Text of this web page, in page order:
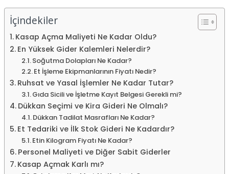
İçindekiler
Kasap Açma Maliyeti Ne Kadar Oldu?
En Yüksek Gider Kalemleri Nelerdir?
Soğutma Dolapları Ne Kadar?
Et İşleme Ekipmanlarının Fiyatı Nedir?
Ruhsat ve Yasal İşlemler Ne Kadar Tutar?
Gıda Sicili ve İşletme Kayıt Belgesi Gerekli mi?
Dükkan Seçimi ve Kira Gideri Ne Olmalı?
Dükkan Tadilat Masrafları Ne Kadar?
Et Tedariki ve İlk Stok Gideri Ne Kadardır?
Etin Kilogram Fiyatı Ne Kadar?
Personel Maliyeti ve Diğer Sabit Giderler
Kasap Açmak Karlı mı?